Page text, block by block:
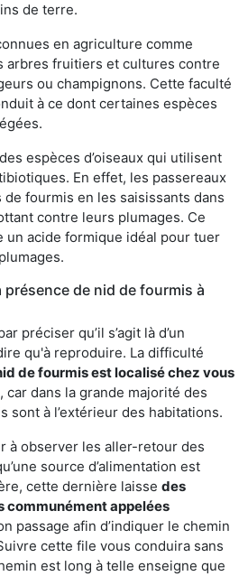
de terre.
en agriculture comme
arbres fruitiers et cultures contre
ou champignons. Cette faculté
à ce dont certaines espèces
espèces d’oiseaux qui utilisent
En effet, les passereaux
fourmis en les saisissants dans
contre leurs plumages. Ce
un acide formique idéal pour tuer
de nid de fourmis à
préciser qu’il s’agit là d’un
qu'à reproduire. La difficulté
de fourmis est localisé chez vous
car dans la grande majorité des
sont à l’extérieur des habitations.
à observer les aller-retour des
source d’alimentation est
cette dernière laisse des
communément appelées
passage afin d’indiquer le chemin
cette file vous conduira sans
est long à telle enseigne que